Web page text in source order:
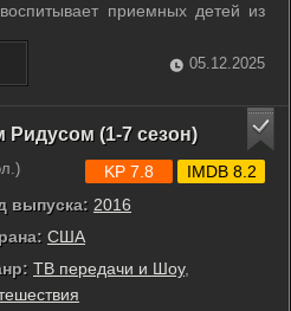
приемных детей из
Богатая вдова Констанс Ван
и стремится получить
серебро. ...
05.12.2025
(1-7 сезон)
выпуска: 2016
США
ТВ передачи и Шоу,
KP 7.8 IMDB 8.2